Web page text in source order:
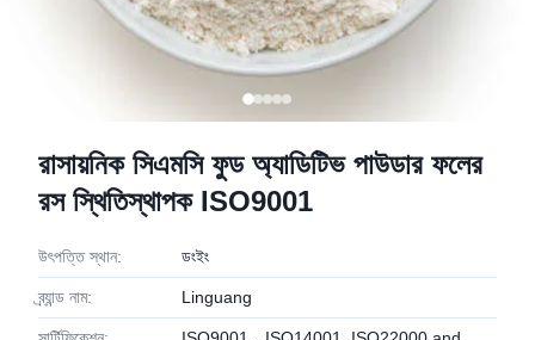
রাসায়নিক সিএমসি ফুড অ্যাডিটিভ পাউডার ফলের
রস স্থিতিস্থাপক ISO9001
উৎপত্তি স্থান: ডংইং
ব্র্যান্ড নাম: Linguang